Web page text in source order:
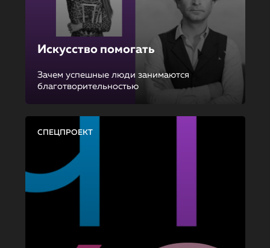
Искусство помогать
Зачем успешные люди занимаются
благотворительностью
СПЕЦПРОЕКТ